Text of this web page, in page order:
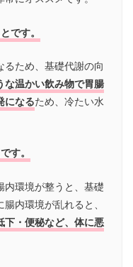
です。
るため、基礎代謝の向
な温かい飲み物で胃腸
になるため、冷たい水
す。
内環境が整うと、基礎
内環境が乱れると、
下・便秘など、体に悪